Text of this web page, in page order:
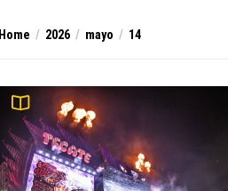
Home 2026 mayo 14